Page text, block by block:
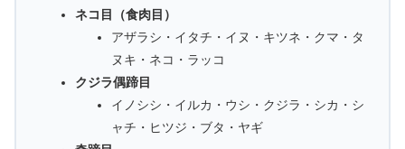
ネコ目（食肉目）
アザラシ・イタチ・イヌ・キツネ・クマ・タ
ヌキ・ネコ・ラッコ
クジラ偶蹄目
イノシシ・イルカ・ウシ・クジラ・シカ・シ
ャチ・ヒツジ・ブタ・ヤギ